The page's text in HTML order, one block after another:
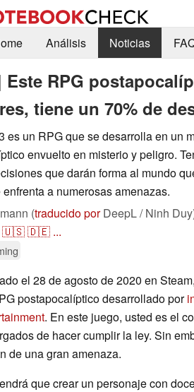
Análisis Noticias
Este RPG
tiene un 70% de
es un RPG que se desarrolla en un
envuelto en misterio y peligro.
que darán forma al mundo
a numerosas amenazas.
(traducido porDeepL / Ninh
🇺🇸🇩🇪 ...
el 28 de agosto de 2020 en Steam,
postapocalíptico desarrollado por
. En este juego, usted es el
de hacer cumplir la ley. Sin
de una gran amenaza.
que crear un personaje con